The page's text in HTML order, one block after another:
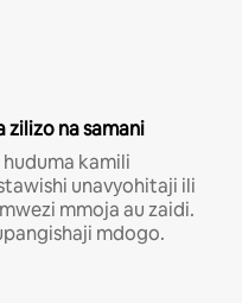
zilizo na samani
kamili
unavyohitaji ili
mmoja au zaidi.
mdogo.